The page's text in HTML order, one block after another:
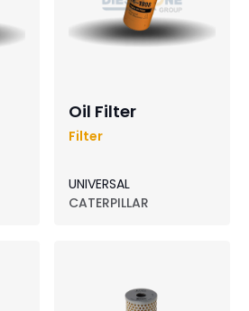
Oil Filter
Filter
UNIVERSAL
CATERPILLAR